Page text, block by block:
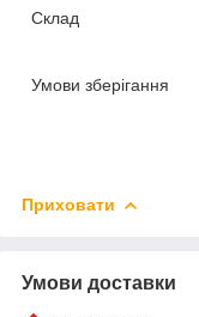
Склад
Умови зберігання
Приховати
Умови доставки